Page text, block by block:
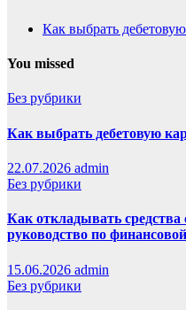
Как выбрать
You missed
Без рубрики
Как выбрать дебетовую
22.07.2026 admin
Без рубрики
Как откладывать средства
руководство по
15.06.2026 admin
Без рубрики